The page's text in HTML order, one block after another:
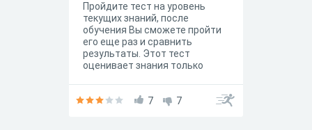
Пройдите тест на уровень
текущих знаний, после
обучения Вы сможете пройти
его еще раз и сравнить
результаты. Этот тест
оценивает знания только
оценки уровня владения
7 7